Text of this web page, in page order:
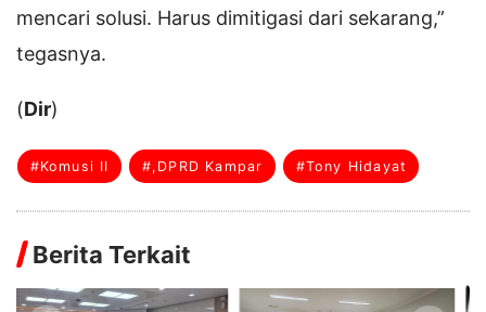
mencari solusi. Harus dimitigasi dari sekarang,”
tegasnya.
(Dir)
#Komusi II #,DPRD Kampar #Tony Hidayat
Berita Terkait